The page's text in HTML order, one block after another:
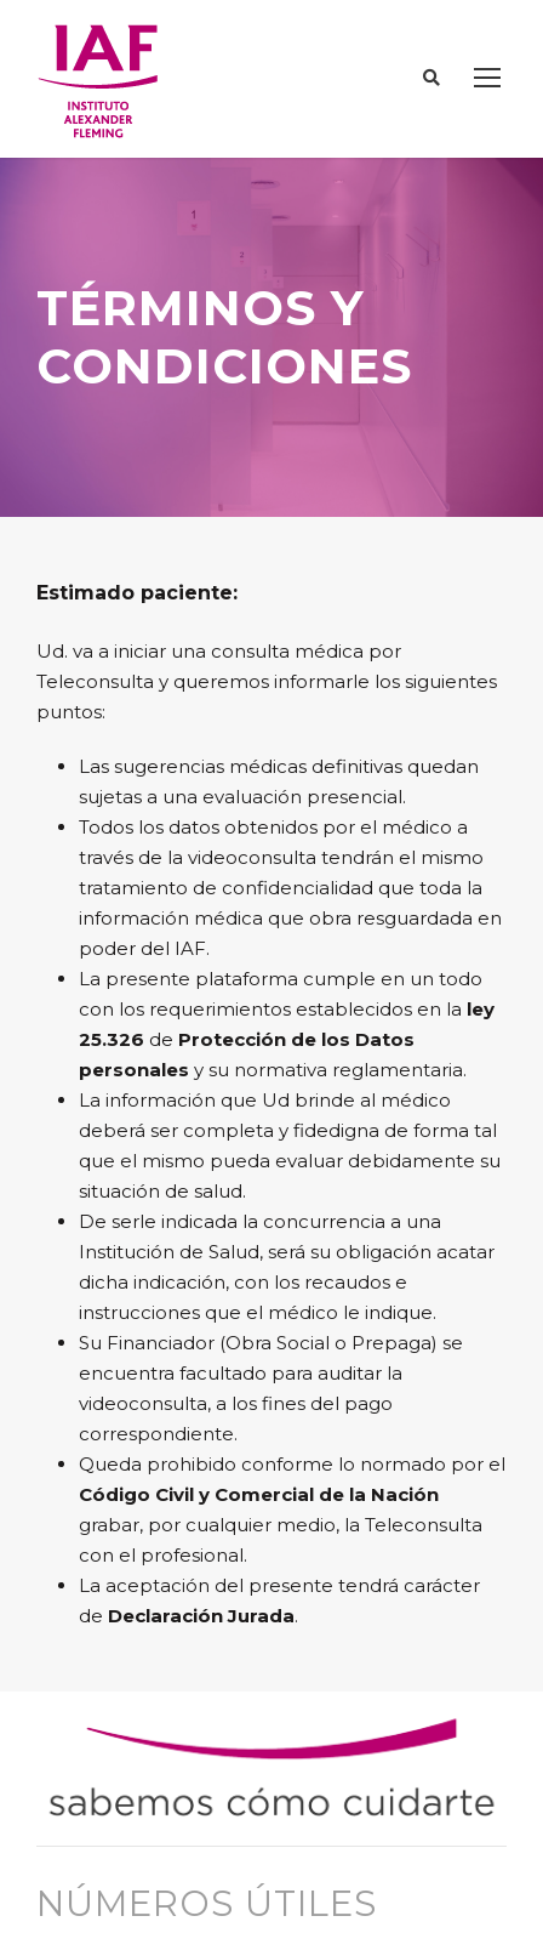
TÉRMINOS Y
CONDICIONES
Estimado paciente:
Ud. va a iniciar una consulta médica por
Teleconsulta y queremos informarle los siguientes
puntos:
Las sugerencias médicas definitivas quedan
sujetas a una evaluación presencial.
Todos los datos obtenidos por el médico a
través de la videoconsulta tendrán el mismo
tratamiento de confidencialidad que toda la
información médica que obra resguardada en
poder del IAF.
La presente plataforma cumple en un todo
con los requerimientos establecidos en la ley
25.326 de Protección de los Datos
personales y su normativa reglamentaria.
La información que Ud brinde al médico
deberá ser completa y fidedigna de forma tal
que el mismo pueda evaluar debidamente su
situación de salud.
De serle indicada la concurrencia a una
Institución de Salud, será su obligación acatar
dicha indicación, con los recaudos e
instrucciones que el médico le indique.
Su Financiador (Obra Social o Prepaga) se
encuentra facultado para auditar la
videoconsulta, a los fines del pago
correspondiente.
Queda prohibido conforme lo normado por el
Código Civil y Comercial de la Nación
grabar, por cualquier medio, la Teleconsulta
con el profesional.
La aceptación del presente tendrá carácter
de Declaración Jurada.
NÚMEROS ÚTILES